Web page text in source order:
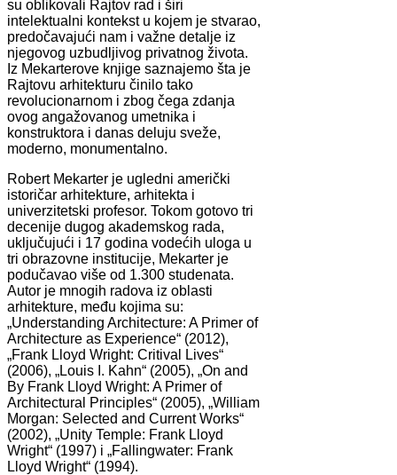
su oblikovali Rajtov rad i širi
intelektualni kontekst u kojem je stvarao,
predočavajući nam i važne detalje iz
njegovog uzbudljivog privatnog života.
Iz Mekarterove knjige saznajemo šta je
Rajtovu arhitekturu činilo tako
revolucionarnom i zbog čega zdanja
ovog angažovanog umetnika i
konstruktora i danas deluju sveže,
moderno, monumentalno.
Robert Mekarter je ugledni američki
istoričar arhitekture, arhitekta i
univerzitetski profesor. Tokom gotovo tri
decenije dugog akademskog rada,
uključujući i 17 godina vodećih uloga u
tri obrazovne institucije, Mekarter je
podučavao više od 1.300 studenata.
Autor je mnogih radova iz oblasti
arhitekture, među kojima su:
„Understanding Architecture: A Primer of
Architecture as Experience“ (2012),
„Frank Lloyd Wright: Critival Lives“
(2006), „Louis I. Kahn“ (2005), „On and
By Frank Lloyd Wright: A Primer of
Architectural Principles“ (2005), „William
Morgan: Selected and Current Works“
(2002), „Unity Temple: Frank Lloyd
Wright“ (1997) i „Fallingwater: Frank
Lloyd Wright“ (1994).